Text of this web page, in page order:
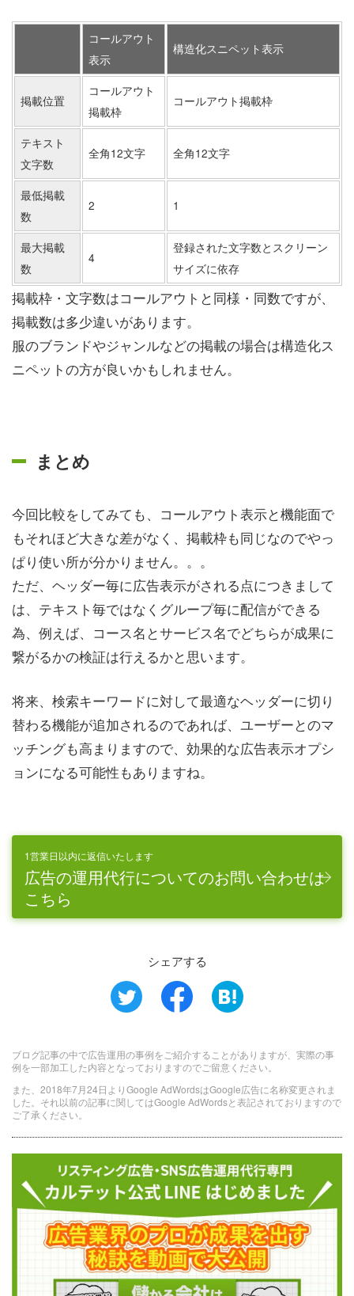
コールアウト
表示
構造化スニペット表示
掲載位置
コールアウト
掲載枠
コールアウト掲載枠
テキスト
文字数
全角12文字 全角12文字
最低掲載
数
2 1
最大掲載
数
4
登録された文字数とスクリーン
サイズに依存
掲載枠・文字数はコールアウトと同様・同数ですが、
掲載数は多少違いがあります。
服のブランドやジャンルなどの掲載の場合は構造化ス
ニペットの方が良いかもしれません。
まとめ
今回比較をしてみても、コールアウト表示と機能面で
もそれほど大きな差がなく、掲載枠も同じなのでやっ
ぱり使い所が分かりません。。。
ただ、ヘッダー毎に広告表示がされる点につきまして
は、テキスト毎ではなくグループ毎に配信ができる
為、例えば、コース名とサービス名でどちらが成果に
繋がるかの検証は行えるかと思います。
将来、検索キーワードに対して最適なヘッダーに切り
替わる機能が追加されるのであれば、ユーザーとのマ
ッチングも高まりますので、効果的な広告表示オプシ
ョンになる可能性もありますね。
1営業日以内に返信いたします
広告の運用代行についてのお問い合わせは
こちら
シェアする
ブログ記事の中で広告運用の事例をご紹介することがありますが、実際の事
例を一部加工した内容となっておりますのでご留意ください。
また、2018年7月24日よりGoogle AdWordsはGoogle広告に名称変更されま
した。それ以前の記事に関してはGoogle AdWordsと表記されておりますので
ご了承ください。